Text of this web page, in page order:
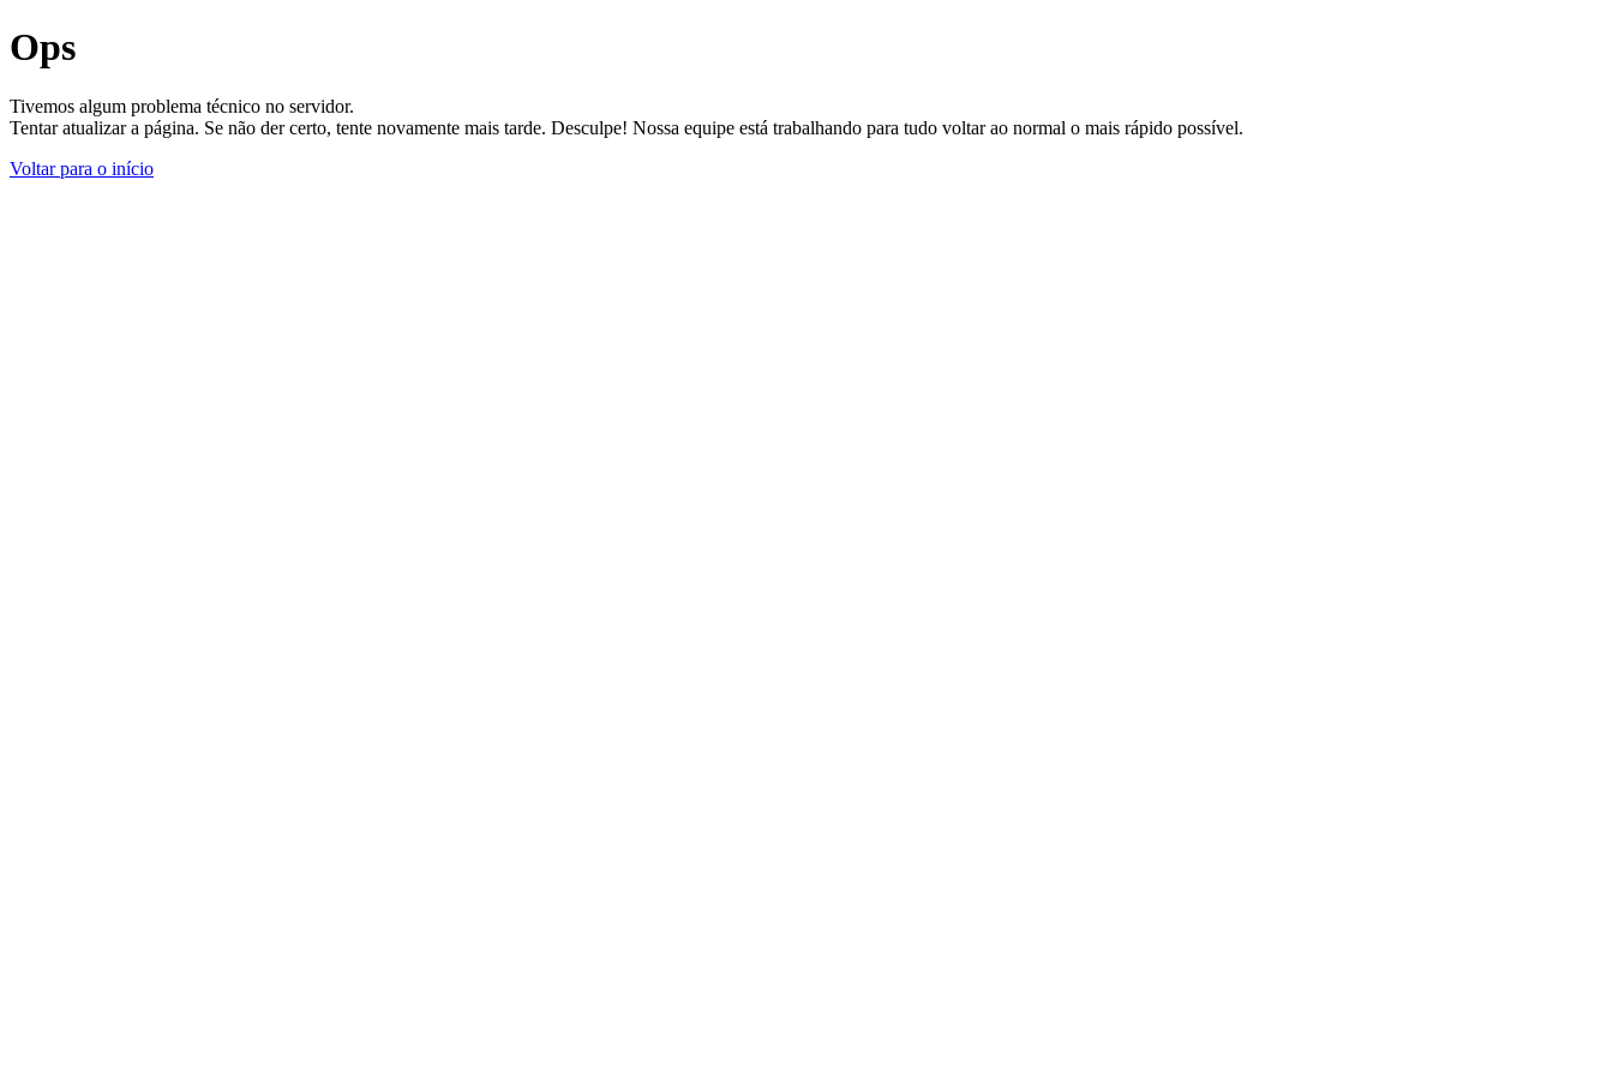
Ops
Tivemos algum problema técnico no servidor.
Tentar atualizar a página. Se não der certo, tente novamente mais tarde. Desculpe! Nossa equipe está trabalhando para tudo voltar ao normal o mais rápido possível.
Voltar para o início